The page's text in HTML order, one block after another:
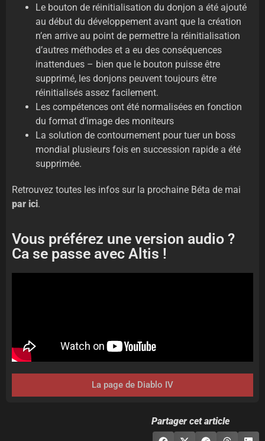
Le bouton de réinitialisation du donjon a été ajouté
au début du développement avant que la création
n’en arrive au point de permettre la réinitialisation
d’autres méthodes et a eu des conséquences
inattendues – bien que le bouton puisse être
supprimé, les donjons peuvent toujours être
réinitialisés assez facilement.
Les compétences ont été normalisées en fonction
du format d’image des moniteurs
La solution de contournement pour tuer un boss
mondial plusieurs fois en succession rapide a été
supprimée.
Retrouvez toutes les infos sur la prochaine Béta de mai
par ici.
Vous préférez une version audio ?
Ca se passe avec Altis !
La page de Diablo IV
Partager cet article